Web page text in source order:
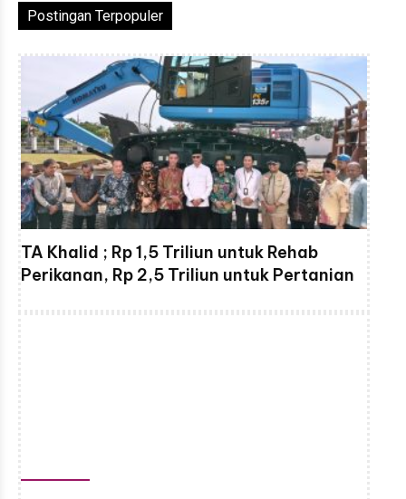
Postingan Terpopuler
TA Khalid ; Rp 1,5 Triliun untuk Rehab
Perikanan, Rp 2,5 Triliun untuk Pertanian